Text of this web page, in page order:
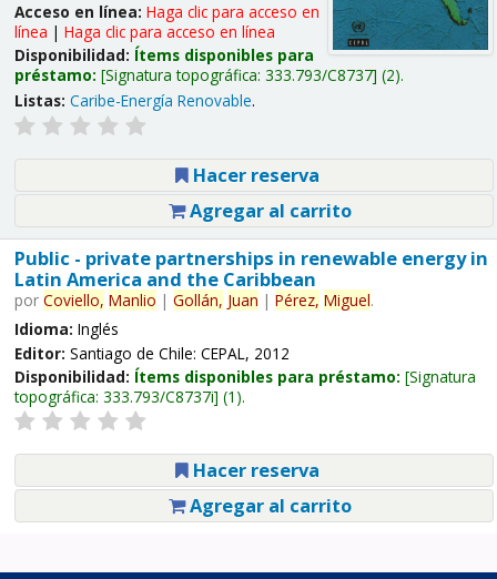
Acceso en línea: Haga clic para acceso en
línea | Haga clic para acceso en línea
Disponibilidad: Ítems disponibles para
préstamo: Signatura topográfica: 333.793/C8737 (2).
Listas: Caribe-Energía Renovable.
Hacer reserva
Agregar al carrito
Public - private partnerships in renewable energy in
Latin America and the Caribbean
por Coviello, Manlio | Gollán, Juan | Pérez, Miguel.
Idioma: Inglés
Editor: Santiago de Chile: CEPAL, 2012
Disponibilidad: Ítems disponibles para préstamo: Signatura
topográfica: 333.793/C8737i (1).
Hacer reserva
Agregar al carrito